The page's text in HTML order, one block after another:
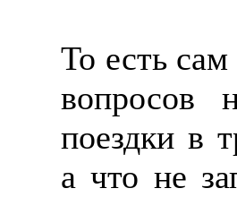
То есть
вопросов
поездки в
а что не